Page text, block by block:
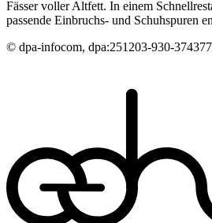
Fässer voller Altfett. In einem
passende Einbruchs- und Schuhspuren
© dpa-infocom, dpa:251203-930-